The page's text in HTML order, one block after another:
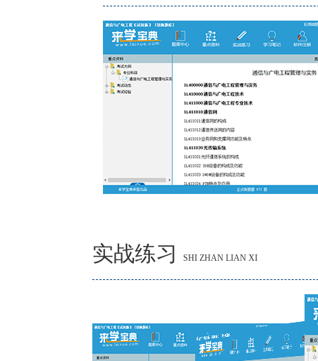
实战练习 SHI ZHAN LIAN XI